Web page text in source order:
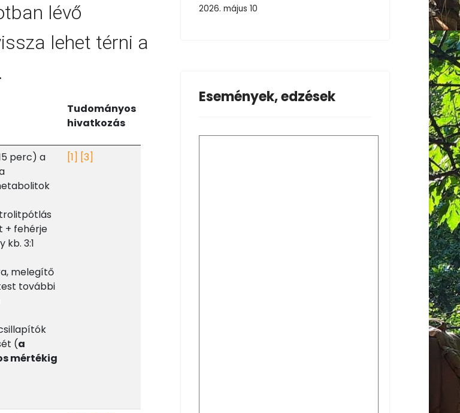
lévő
lehet térni a
Tudományos
hivatkozás
perc) a
+ fehérje
kb. 3:1
melegítő
további
(a
mértékig
[1] [3]
2026. május 10
Események, edzések